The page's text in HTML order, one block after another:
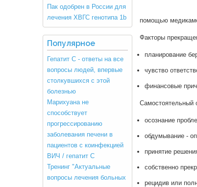
помощью
Факторы
планирование
чувство
финансовые
Самостоятельный
осознание
обдумывание -
принятие
собственно
рецидив или
Пак одобрен в России для
лечения ХВГС генотипа 1b
Популярное
Гепатит С - ответы на все
вопросы людей, впервые
столкувшихся с этой
болезнью
Марихуана не
способствует
прогрессированию
заболевания печени в
пациентов с коинфекцией
ВИЧ / гепатит С
Тренинг "Актуальные
вопросы лечения больных